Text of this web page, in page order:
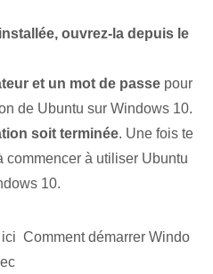
ouvrez-la depuis le
et un mot de passe pour
de⁤ Ubuntu sur Windows 10.
soit terminée. Une fois te
commencer à utiliser Ubuntu
10.
Comment démarrer Windo